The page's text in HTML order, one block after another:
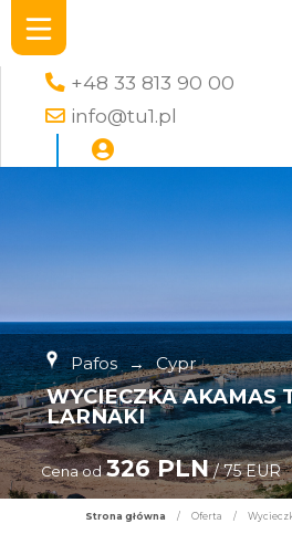
+48 33 813 90 00
info@tu1.pl
Pafos → Cypr
WYCIECZKA AKAMAS
LARNAKI
Cena od 326 PLN/ 75 EUR
Strona główna / Oferta /